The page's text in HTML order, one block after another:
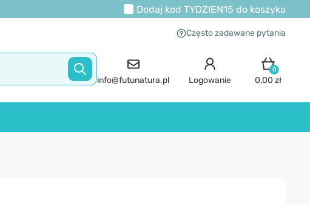
Dodaj kod TYDZIEN15 do koszyka
Często zadawane pytania
info@futunatura.pl Logowanie
0
0,00 zł